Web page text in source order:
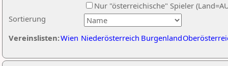
Sortierung
Nur "österreichische" Spieler
Vereinslisten:Wien Niederösterreich Burgenland